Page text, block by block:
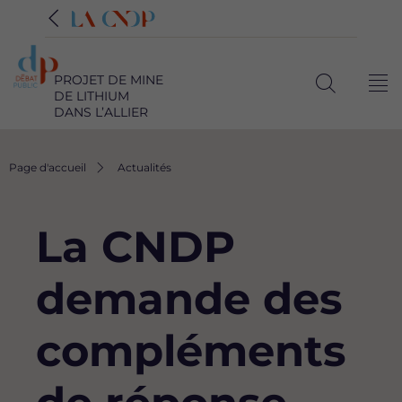
PROJET DE MINE
DE LITHIUM
DANS L’ALLIER
Fil
Page d'accueil Actualités
La CNDP
demande des
compléments